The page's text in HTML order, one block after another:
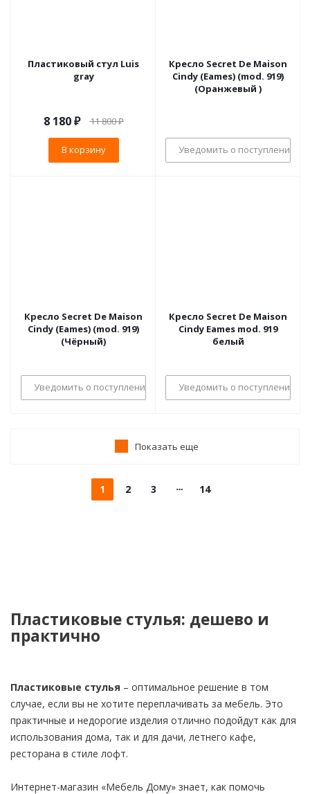
Пластиковый стул Luis
gray
8 180₽ 11 800₽
В корзину
Кресло Secret De Maison
Cindy (Eames) (mod. 919)
(Оранжевый )
Уведомить о поступлении
Кресло Secret De Maison
Cindy (Eames) (mod. 919)
(Чёрный)
Уведомить о поступлении
Кресло Secret De Maison
Cindy Eames mod. 919
белый
Уведомить о поступлении
Показать еще
1 2 3 14
Пластиковые стулья: дешево и
практично
Пластиковые стулья – оптимальное решение в том
случае, если вы не хотите переплачивать за мебель. Это
практичные и недорогие изделия отлично подойдут как для
использования дома, так и для дачи, летнего кафе,
ресторана в стиле лофт.
Интернет-магазин «Мебель Дому» знает, как помочь